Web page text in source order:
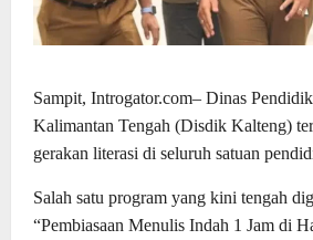
Sampit, Introgator.com– Dinas
Kalimantan Tengah (Disdik Kalteng)
gerakan literasi di seluruh satuan
Salah satu program yang kini tengah
“Pembiasaan Menulis Indah 1 Jam di